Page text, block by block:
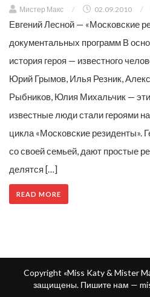
Мистер Макс / 02.09.2010 /
Евгений Лесной — «Московские
документальных программ В
история героя — известного
Юрий Грымов, Илья Резник,
Рыбников, Юлия Михальчик — эти
известные люди стали героями
цикла «Московские резиденты».
со своей семьей, дают простые
делятся […]
READ MORE
Copyright «Miss Katy & Mister
защищены. Пишите нам —